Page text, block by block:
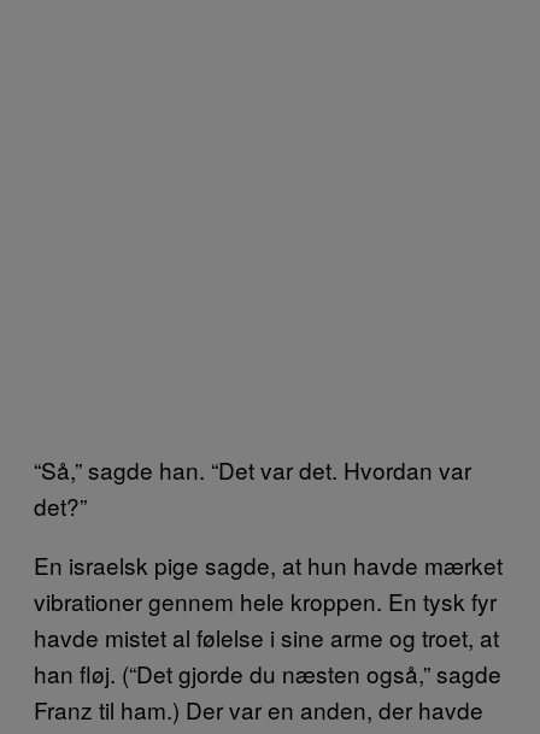
“Så,” sagde han. “Det var det. Hvordan var
det?”
En israelsk pige sagde, at hun havde mærket
vibrationer gennem hele kroppen. En tysk fyr
havde mistet al følelse i sine arme og troet, at
han fløj. (“Det gjorde du næsten også,” sagde
Franz til ham.) Der var en anden, der havde